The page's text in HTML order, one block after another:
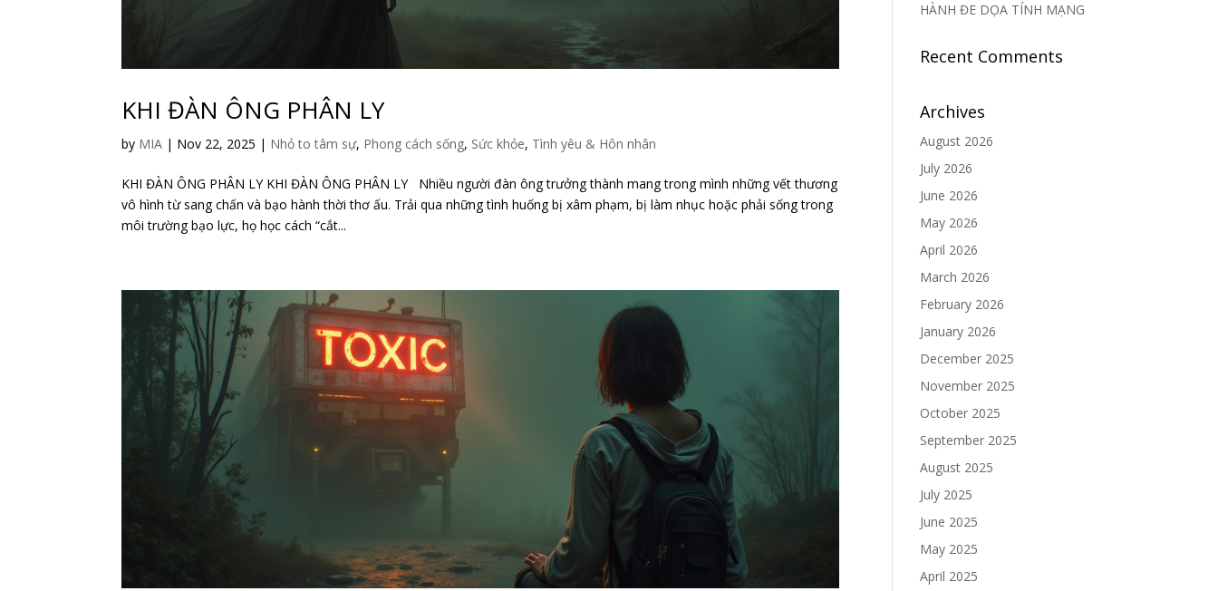
KHI ĐÀN ÔNG PHÂN LY
by MIA | Nov 22, 2025 | Nhỏ to tâm sự, Phong cách sống, Sức khỏe, Tình yêu & Hôn nhân
KHI ĐÀN ÔNG PHÂN LY KHI ĐÀN ÔNG PHÂN LY Nhiều người đàn ông trưởng thành mang trong mình những vết thương
vô hình từ sang chấn và bạo hành thời thơ ấu. Trải qua những tình huống bị xâm phạm, bị làm nhục hoặc phải sống trong
môi trường bạo lực, họ học cách “cắt...
HÀNH ĐE DỌA TÍNH MẠNG
Recent Comments
Archives
August 2026
July 2026
June 2026
May 2026
April 2026
March 2026
February 2026
January 2026
December 2025
November 2025
October 2025
September 2025
August 2025
July 2025
June 2025
May 2025
April 2025